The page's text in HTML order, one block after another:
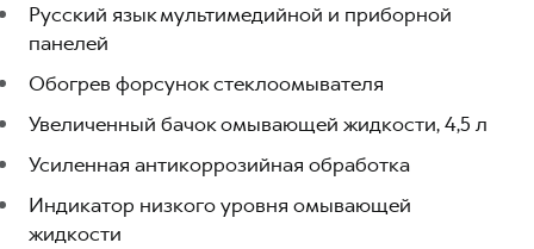
Русский язык мультимедийной и приборной
панелей
Обогрев форсунок стеклоомывателя
Увеличенный бачок омывающей жидкости, 4,5 л
Усиленная антикоррозийная обработка
Индикатор низкого уровня омывающей
жидкости